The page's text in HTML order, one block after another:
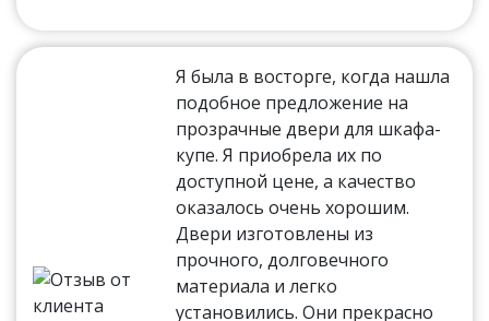
Я была в восторге, когда нашла
подобное предложение на
прозрачные двери для шкафа-
купе. Я приобрела их по
доступной цене, а качество
оказалось очень хорошим.
Двери изготовлены из
прочного, долговечного
материала и легко
установились. Они прекрасно